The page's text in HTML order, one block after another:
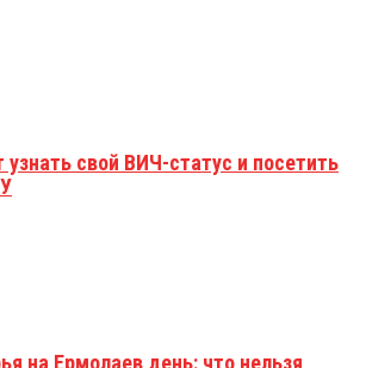
свой ВИЧ-статус и посетить
на Ермолаев день: что нельзя